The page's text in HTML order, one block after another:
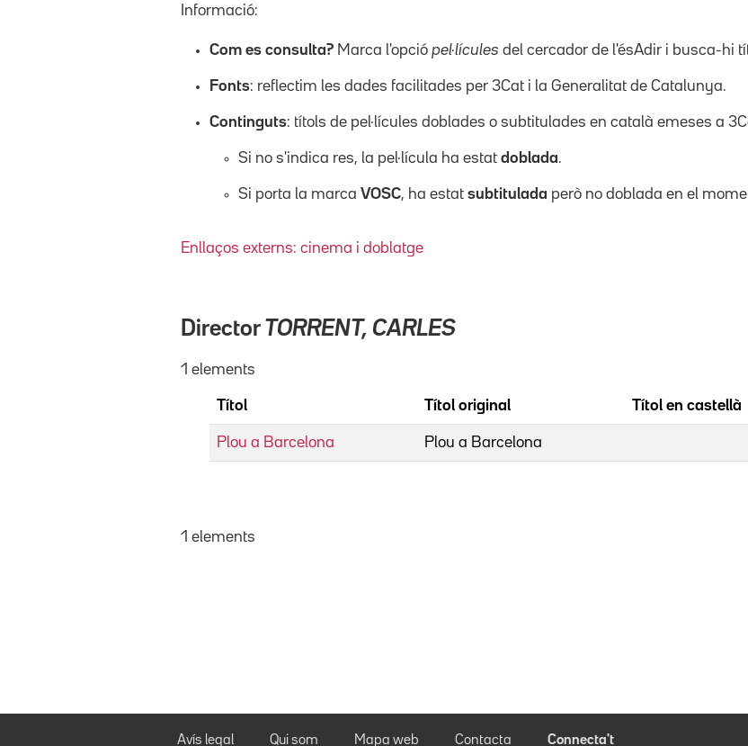
Informació:
Com es consulta? Marca l'opció pel·lícules del cercador de l'ésAdir i busca-hi
Fonts: reflectim les dades facilitades per 3Cat i la Generalitat de Catalunya.
Continguts: títols de pel·lícules doblades o subtitulades en català emeses a
Si no s'indica res, la pel·lícula ha estat doblada.
Si porta la marca VOSC, ha estat subtitulada però no doblada en el
Enllaços externs: cinema i doblatge
Director TORRENT, CARLES
1 elements
Títol Títol original Títol en castellà
Plou a Barcelona Plou a Barcelona
1 elements
Avís legal Qui som Mapa web Contacta Connecta't